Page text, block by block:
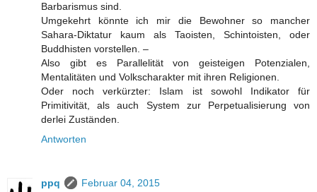
Barbarismus sind.
Umgekehrt könnte ich mir die Bewohner so mancher
Sahara-Diktatur kaum als Taoisten, Schintoisten, oder
Buddhisten vorstellen. –
Also gibt es Parallelität von geisteigen Potenzialen,
Mentalitäten und Volkscharakter mit ihren Religionen.
Oder noch verkürzter: Islam ist sowohl Indikator für
Primitivität, als auch System zur Perpetualisierung von
derlei Zuständen.
Antworten
ppq
Februar 04, 2015